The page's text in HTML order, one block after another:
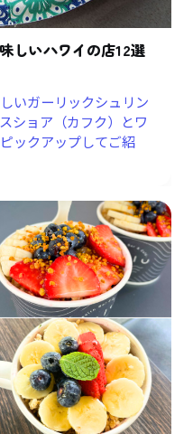
しいハワイの店12選
いガーリックシュリン
ショア（カフク）とワ
ックアップしてご紹